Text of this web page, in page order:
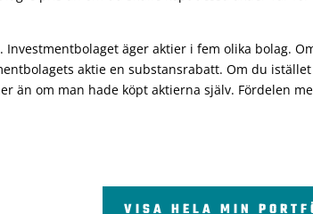
äger aktier i fem olika bolag.
aktie en substansrabatt. Om du
än om man hade köpt aktierna själv. Fördelen
VISA HELA MIN